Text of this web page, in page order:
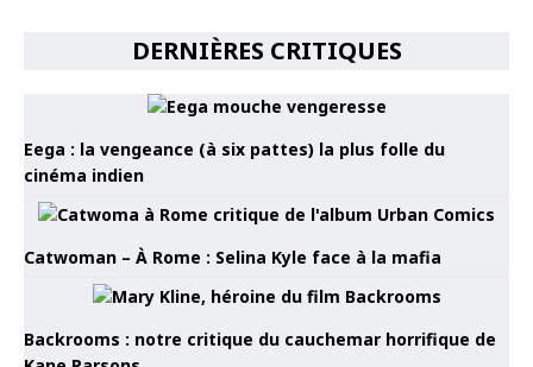
DERNIÈRES CRITIQUES
Eega : la vengeance (à six pattes) la plus folle du
cinéma indien
Catwoman – À Rome : Selina Kyle face à la mafia
Backrooms : notre critique du cauchemar horrifique de